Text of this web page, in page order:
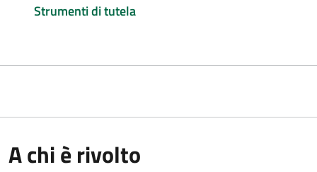
Strumenti di tutela
A chi è rivolto